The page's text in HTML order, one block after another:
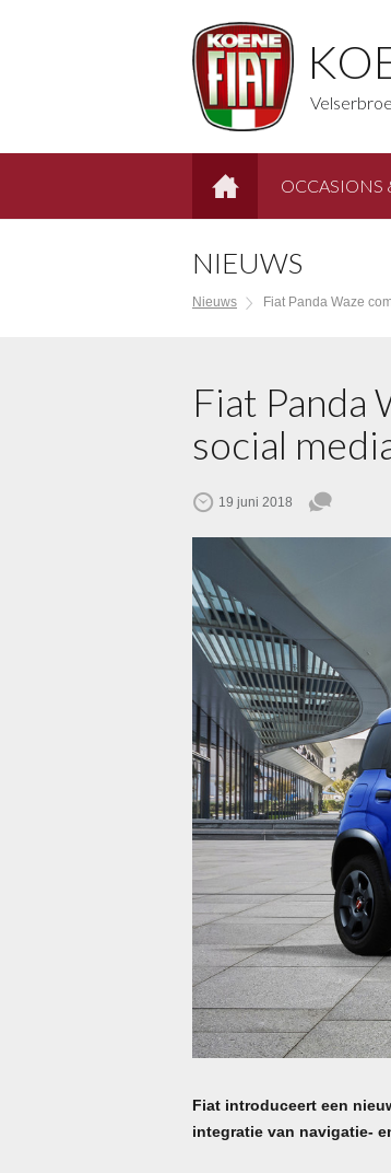
OCCASIONS
NIEUWS
Nieuws Fiat Panda Waze
Fiat Panda
social
19 juni 2018
Fiat introduceert een
integratie van navigatie-